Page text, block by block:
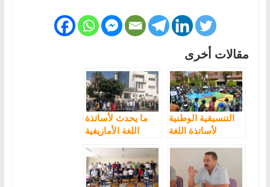
مقالات أخرى
التنسيقية الوطنية
لأساتذة اللغة
لإضراب وطني
انذاري
ما يحدث لأساتذة
اللغة الأمازيغية
المواثيق الدولية
والوطنية لحقوق
الإنسان